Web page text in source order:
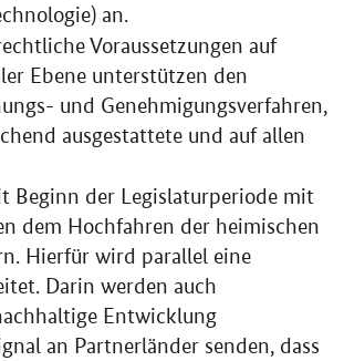
an.
Voraussetzungen auf
Ebene unterstützen den
und Genehmigungsverfahren,
ausgestattete und auf allen
Beginn der Legislaturperiode mit
dem Hochfahren der heimischen
Hierfür wird parallel eine
Darin werden auch
Entwicklung
an Partnerländer senden, dass